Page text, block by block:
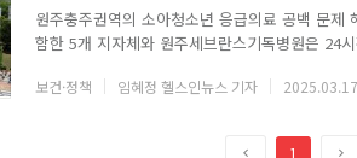
원주충주권역의 소아청소년 응급의료 공백 문
함한 5개 지자체와 원주세브란스기독병원은 24
번 협약에는 강원특별자치도와 원주시, 횡성군,
이 심화되는 상황에 공동 대응하기 위해 마련됐
보건·정책 임혜정 헬스인뉴스 기자
1